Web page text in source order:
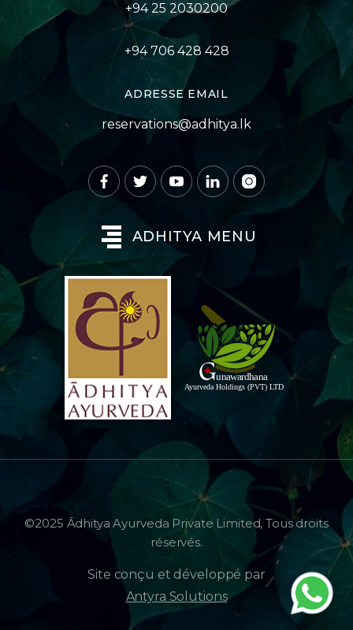
+94 25 2030200
+94 706 428 428
ADRESSE EMAIL
reservations@adhitya.lk
ADHITYA MENU
©2025 Ādhitya Ayurveda Private Limited, Tous droits
réservés.
Site conçu et développé par
Antyra Solutions